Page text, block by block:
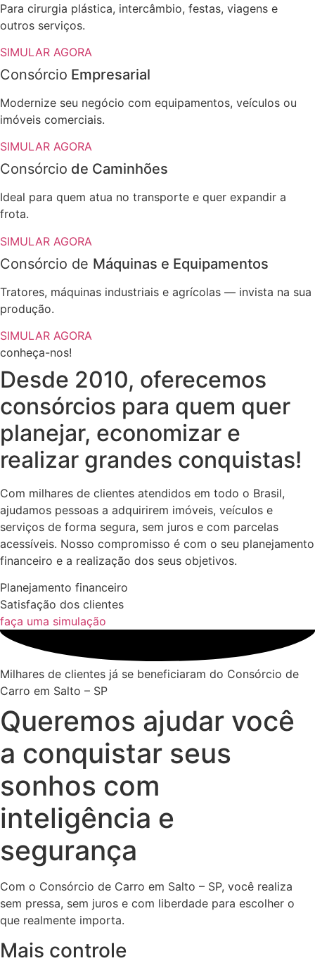
Para cirurgia plástica, intercâmbio, festas, viagens e
outros serviços.
SIMULAR AGORA
Consórcio Empresarial
Modernize seu negócio com equipamentos, veículos ou
imóveis comerciais.
SIMULAR AGORA
Consórcio de Caminhões
Ideal para quem atua no transporte e quer expandir a
frota.
SIMULAR AGORA
Consórcio de Máquinas e Equipamentos
Tratores, máquinas industriais e agrícolas — invista na sua
produção.
SIMULAR AGORA
conheça-nos!
Desde 2010, oferecemos
consórcios para quem quer
planejar, economizar e
realizar grandes conquistas!
Com milhares de clientes atendidos em todo o Brasil,
ajudamos pessoas a adquirirem imóveis, veículos e
serviços de forma segura, sem juros e com parcelas
acessíveis. Nosso compromisso é com o seu planejamento
financeiro e a realização dos seus objetivos.
Planejamento financeiro
Satisfação dos clientes
faça uma simulação
Milhares de clientes já se beneficiaram do Consórcio de
Carro em Salto – SP
Queremos ajudar você
a conquistar seus
sonhos com
inteligência e
segurança
Com o Consórcio de Carro em Salto – SP, você realiza
sem pressa, sem juros e com liberdade para escolher o
que realmente importa.
Mais controle